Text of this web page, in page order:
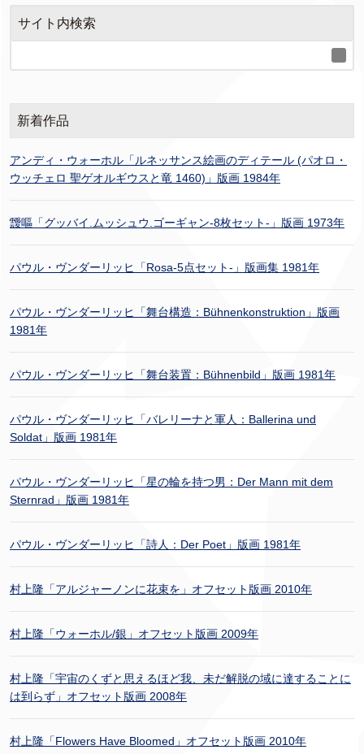
サイト内検索
新着作品
アンディ・ウォーホル「ルネッサンス絵画のディテール (パオロ・
ウッチェロ 聖ゲオルギウスと竜 1460)」版画 1984年
靉嘔「グッバイ.ムッシュウ.ゴーギャン-8枚セット-」版画 1973年
パウル・ヴンダーリッヒ「Rosa-5点セット-」版画集 1981年
パウル・ヴンダーリッヒ「舞台構造：Bühnenkonstruktion」版画
1981年
パウル・ヴンダーリッヒ「舞台装置：Bühnenbild」版画 1981年
パウル・ヴンダーリッヒ「バレリーナと軍人：Ballerina und
Soldat」版画 1981年
パウル・ヴンダーリッヒ「星の輪を持つ男：Der Mann mit dem
Sternrad」版画 1981年
パウル・ヴンダーリッヒ「詩人：Der Poet」版画 1981年
村上隆「アルジャーノンに花束を」オフセット版画 2010年
村上隆「ウォーホル/銀」オフセット版画 2009年
村上隆「宇宙のくずと思えるほど我、未だ解脱の域に達することに
は到らず」オフセット版画 2008年
村上隆「Flowers Have Bloomed」オフセット版画 2010年